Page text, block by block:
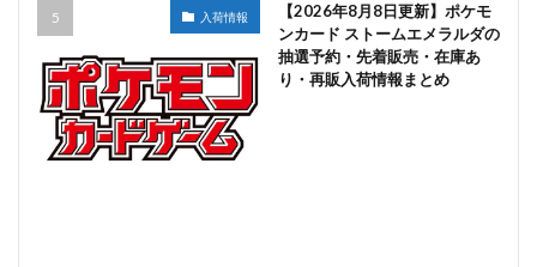
入荷情報
【2026年8月8日更新】ポケモ
ンカード ストームエメラルダの
抽選予約・先着販売・在庫あ
り・再販入荷情報まとめ